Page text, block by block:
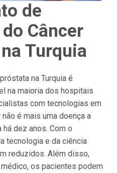
de
Câncer
Turquia
na Turquia é
na maioria dos hospitais
com tecnologias em
é mais uma doença a
dez anos. Com o
tecnologia e da ciência
reduzidos. Além disso,
os pacientes podem